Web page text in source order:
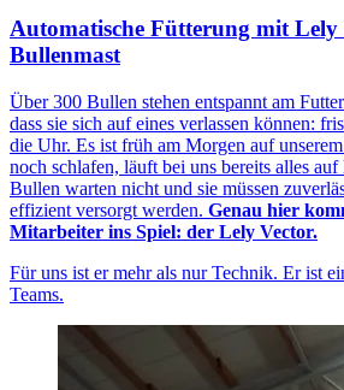
Automatische Fütterung mit Lely
Bullenmast
Über 300 Bullen stehen entspannt am
dass sie sich auf eines verlassen können:
die Uhr. Es ist früh am Morgen auf
noch schlafen, läuft bei uns bereits alles
Bullen warten nicht und sie müssen
effizient versorgt werden. Genau hier
Mitarbeiter ins Spiel: der Lely Vector.
Für uns ist er mehr als nur Technik. Er ist
Teams.